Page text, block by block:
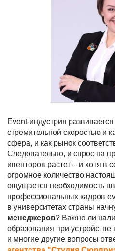
Event-индустрия
стремительной скоростью и
сфера, и как рынок
Следовательно, и спрос на
ивенторов растет – и хотя в
огромное количество
ощущается необходимость
профессиональных кадров
в университетах страны
менеджеров? Важно ли
образования при устройстве
и многие другие вопросы